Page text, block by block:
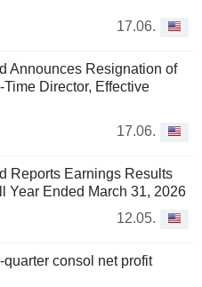
17.06.
Announces Resignation of
Director, Effective
17.06.
Reports Earnings Results
Year Ended March 31, 2026
12.05.
consol net profit